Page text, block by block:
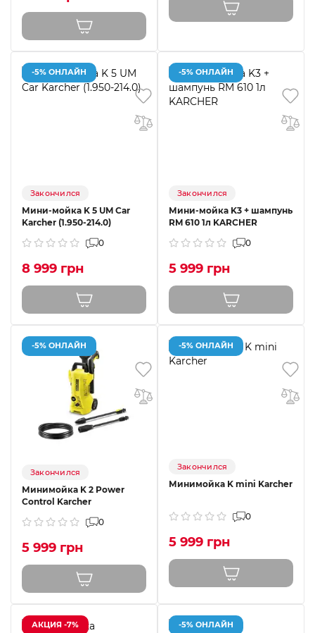
-5% ОНЛАЙН
Закончился
Мини-мойка K 5 UM Car
Karcher (1.950-214.0)
0
8 999 грн
-5% ОНЛАЙН
Закончился
Мини-мойка K3 + шампунь
RM 610 1л KARCHER
0
5 999 грн
-5% ОНЛАЙН
Закончился
Минимойка K 2 Power
Control Karcher
0
5 999 грн
-5% ОНЛАЙН
Закончился
Минимойка K mini Karcher
0
5 999 грн
АКЦИЯ -7% -5% ОНЛАЙН